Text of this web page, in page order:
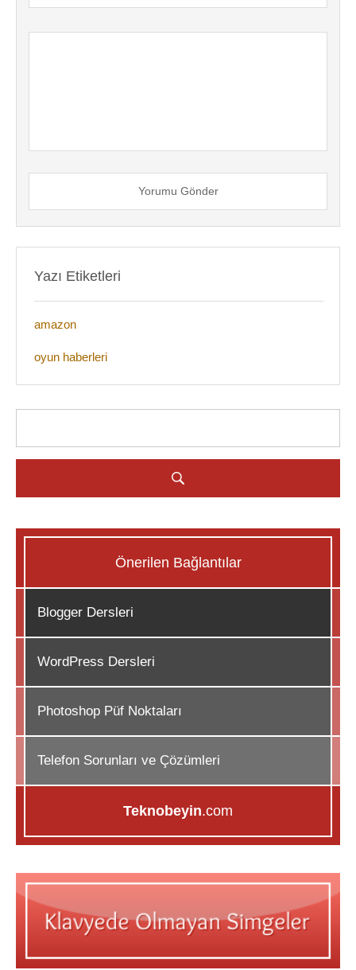
Yorumu Gönder
Yazı Etiketleri
amazon
oyun haberleri
Önerilen Bağlantılar
Blogger Dersleri
WordPress Dersleri
Photoshop Püf Noktaları
Telefon Sorunları ve Çözümleri
Teknobeyin.com